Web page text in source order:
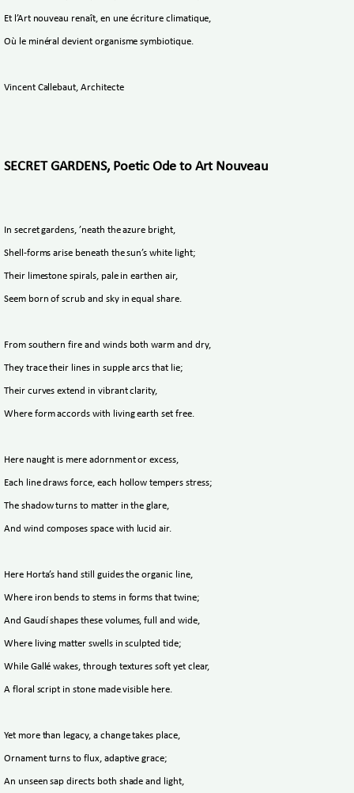
Et l’Art nouveau renaît, en une écriture climatique,
Où le minéral devient organisme symbiotique.
Vincent Callebaut, Architecte
SECRET GARDENS, Poetic Ode to Art Nouveau
In secret gardens, ’neath the azure bright,
Shell-forms arise beneath the sun’s white light;
Their limestone spirals, pale in earthen air,
Seem born of scrub and sky in equal share.
From southern fire and winds both warm and dry,
They trace their lines in supple arcs that lie;
Their curves extend in vibrant clarity,
Where form accords with living earth set free.
Here naught is mere adornment or excess,
Each line draws force, each hollow tempers stress;
The shadow turns to matter in the glare,
And wind composes space with lucid air.
Here Horta’s hand still guides the organic line,
Where iron bends to stems in forms that twine;
And Gaudí shapes these volumes, full and wide,
Where living matter swells in sculpted tide;
While Gallé wakes, through textures soft yet clear,
A floral script in stone made visible here.
Yet more than legacy, a change takes place,
Ornament turns to flux, adaptive grace;
An unseen sap directs both shade and light,